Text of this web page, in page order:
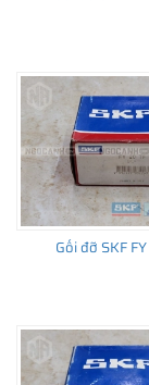
(SDAF, SAF)
một cụm ổ lăn
thay thế bảo trì.
Gối đỡ SKF